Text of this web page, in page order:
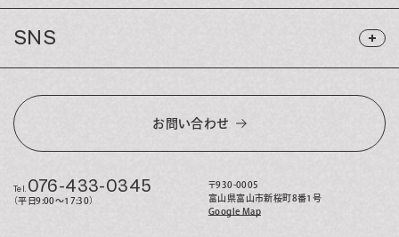
SNS
お問い合わせ
Tel. 076-433-0345
（平日9:00〜17:30）
〒930-0005
富山県富山市新桜町8番1号
Google Map